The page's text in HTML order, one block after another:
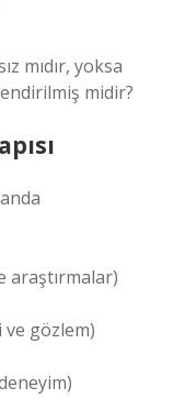
mıdır, yoksa
midir?
araştırmalar)
gözlem)